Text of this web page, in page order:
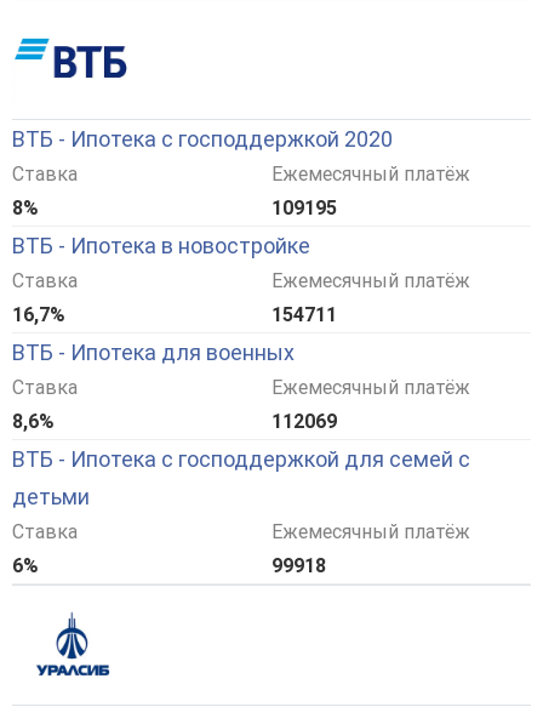
ВТБ - Ипотека с господдержкой 2020
Ставка
8%
Ежемесячный платёж
109195
ВТБ - Ипотека в новостройке
Ставка
16,7%
Ежемесячный платёж
154711
ВТБ - Ипотека для военных
Ставка
8,6%
Ежемесячный платёж
112069
ВТБ - Ипотека с господдержкой для семей с
детьми
Ставка
6%
Ежемесячный платёж
99918